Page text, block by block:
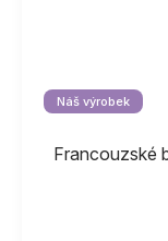
Náš výrobek
Francouzské